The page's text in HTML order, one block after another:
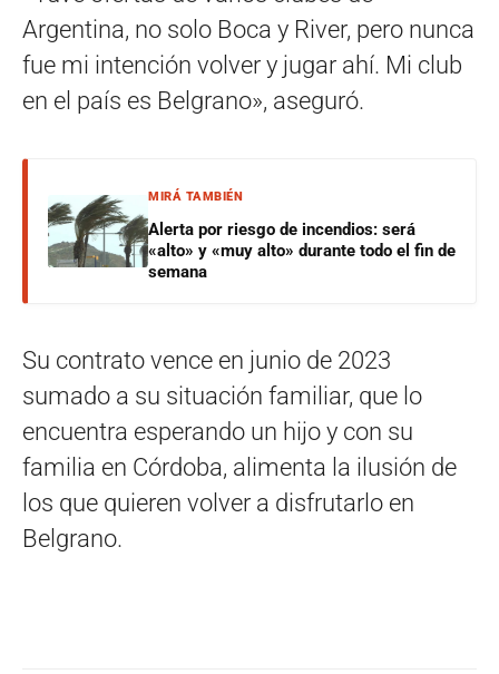
Argentina, no solo Boca y River, pero nunca
fue mi intención volver y jugar ahí. Mi club
en el país es Belgrano», aseguró.
MIRÁ TAMBIÉN
Alerta por riesgo de incendios: será
«alto» y «muy alto» durante todo el fin de
semana
Su contrato vence en junio de 2023
sumado a su situación familiar, que lo
encuentra esperando un hijo y con su
familia en Córdoba, alimenta la ilusión de
los que quieren volver a disfrutarlo en
Belgrano.